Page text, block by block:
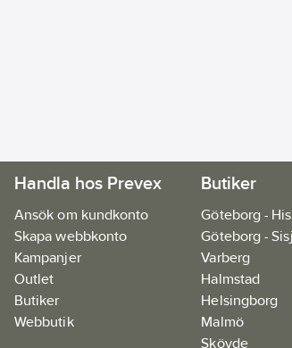
Handla hos Prevex
Ansök om kundkonto
Skapa webbkonto
Kampanjer
Outlet
Butiker
Webbutik
Butiker
Göteborg -
Göteborg -
Varberg
Halmstad
Helsingborg
Malmö
Skövde